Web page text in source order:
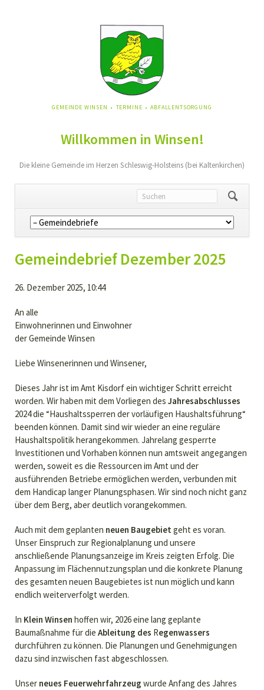
NAVIGATION
GEMEINDE WINSEN TERMINE ABFALLENTSORGUNG
Willkommen in Winsen!
Die kleine Gemeinde im Herzen Schleswig-Holsteins (bei Kaltenkirchen)
Navigation
überspringen
Gemeindebrief Dezember 2025
26. Dezember 2025, 10:44
An alle
Einwohnerinnen und Einwohner
der Gemeinde Winsen
Liebe Winsenerinnen und Winsener,
Dieses Jahr ist im Amt Kisdorf ein wichtiger Schritt erreicht
worden. Wir haben mit dem Vorliegen des Jahresabschlusses
2024 die “Haushaltssperren der vorläufigen Haushaltsführung“
beenden können. Damit sind wir wieder an eine reguläre
Haushaltspolitik herangekommen. Jahrelang gesperrte
Investitionen und Vorhaben können nun amtsweit angegangen
werden, soweit es die Ressourcen im Amt und der
ausführenden Betriebe ermöglichen werden, verbunden mit
dem Handicap langer Planungsphasen. Wir sind noch nicht ganz
über dem Berg, aber deutlich vorangekommen.
Auch mit dem geplanten neuen Baugebiet geht es voran.
Unser Einspruch zur Regionalplanung und unsere
anschließende Planungsanzeige im Kreis zeigten Erfolg. Die
Anpassung im Flächennutzungsplan und die konkrete Planung
des gesamten neuen Baugebietes ist nun möglich und kann
endlich weiterverfolgt werden.
In Klein Winsen hoffen wir, 2026 eine lang geplante
Baumaßnahme für die Ableitung des Regenwassers
durchführen zu können. Die Planungen und Genehmigungen
dazu sind inzwischen fast abgeschlossen.
Unser neues Feuerwehrfahrzeug wurde Anfang des Jahres